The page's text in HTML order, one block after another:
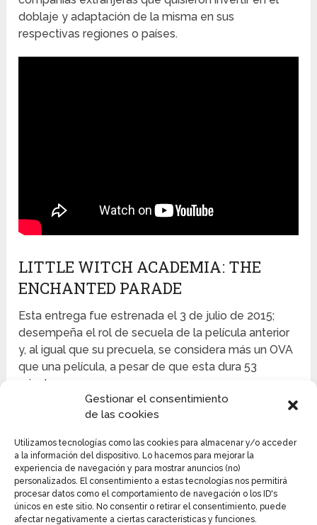
Gestionar el consentimiento
de las cookies
Utilizamos tecnologías como las cookies para almacenar y/o acceder
a la información del dispositivo. Lo hacemos para mejorar la
experiencia de navegación y para mostrar anuncios (no)
personalizados. El consentimiento a estas tecnologías nos permitirá
procesar datos como el comportamiento de navegación o los ID's
únicos en este sitio. No consentir o retirar el consentimiento, puede
afectar negativamente a ciertas características y funciones.
doblaje y adaptación de la misma en sus
respectivas regiones o países.
LITTLE WITCH ACADEMIA: THE
ENCHANTED PARADE
Esta entrega fue estrenada el 3 de julio de 2015;
desempeña el rol de secuela de la película anterior
y, al igual que su precuela, se considera más un OVA
que una película, a pesar de que esta dura 53
minutos.
El equipo de producción, incluyendo director y
igual al de la primera entrega, la única diferencia que
presenta este con respecto al primero, es que el
escritor es Michiru Shimada.
Adicional a la compañía Trigger, en la producción se